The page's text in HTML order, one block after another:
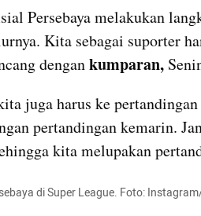
Persebaya melakukan
Kita sebagai suporter
dengan kumparan,
juga harus ke
pertandingan kemarin.
kita melupakan
di Super League. Foto: